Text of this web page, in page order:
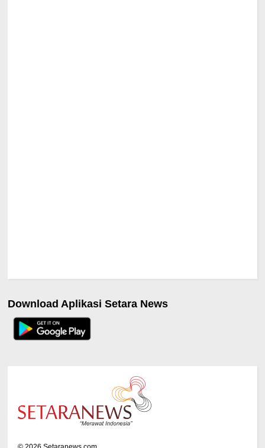
Download Aplikasi Setara News